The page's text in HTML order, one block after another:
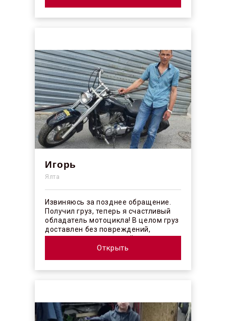
Игорь
Ялта
Извиняюсь за позднее обращение.
Получил груз, теперь я счастливый
обладатель мотоцикла! В целом груз
доставлен без повреждений,
огорчило отсутствие плёночного
Открыть